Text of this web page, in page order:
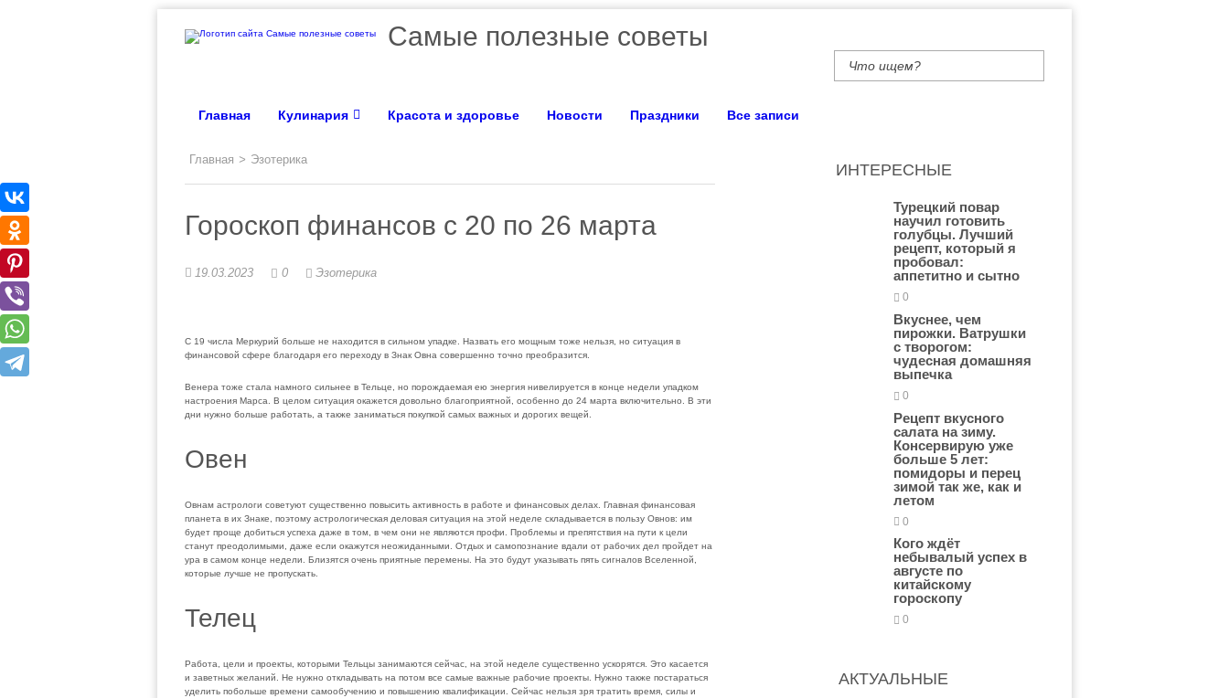
Самые полезные советы
Главная Кулинария Красота и здоровье Новости Праздники Все записи
Главная > Эзотерика
Гороскоп финансов с 20 по 26 марта
19.03.2023 0 Эзотерика
С 19 числа Меркурий больше не находится в сильном упадке. Назвать его мощным тоже нельзя, но ситуация в
финансовой сфере благодаря его переходу в Знак Овна совершенно точно преобразится.
Венера тоже стала намного сильнее в Тельце, но порождаемая ею энергия нивелируется в конце недели упадком
настроения Марса. В целом ситуация окажется довольно благоприятной, особенно до 24 марта включительно. В эти
дни нужно больше работать, а также заниматься покупкой самых важных и дорогих вещей.
Овен
Овнам астрологи советуют существенно повысить активность в работе и финансовых делах. Главная финансовая
планета в их Знаке, поэтому астрологическая деловая ситуация на этой неделе складывается в пользу Овнов: им
будет проще добиться успеха даже в том, в чем они не являются профи. Проблемы и препятствия на пути к цели
станут преодолимыми, даже если окажутся неожиданными. Отдых и самопознание вдали от рабочих дел пройдет на
ура в самом конце недели. Близятся очень приятные перемены. На это будут указывать пять сигналов Вселенной,
которые лучше не пропускать.
Телец
Работа, цели и проекты, которыми Тельцы занимаются сейчас, на этой неделе существенно ускорятся. Это касается
и заветных желаний. Не нужно откладывать на потом все самые важные рабочие проекты. Нужно также постараться
уделить побольше времени самообучению и повышению квалификации. Сейчас нельзя зря тратить время, силы и
ИНТЕРЕСНЫЕ
Турецкий повар
научил готовить
голубцы. Лучший
рецепт, который я
пробовал:
аппетитно и сытно
0
Вкуснее, чем
пирожки. Ватрушки
с творогом:
чудесная домашняя
выпечка
0
Рецепт вкусного
салата на зиму.
Консервирую уже
больше 5 лет:
помидоры и перец
зимой так же, как и
летом
0
Кого ждёт
небывалый успех в
августе по
китайскому
гороскопу
0
АКТУАЛЬНЫЕ